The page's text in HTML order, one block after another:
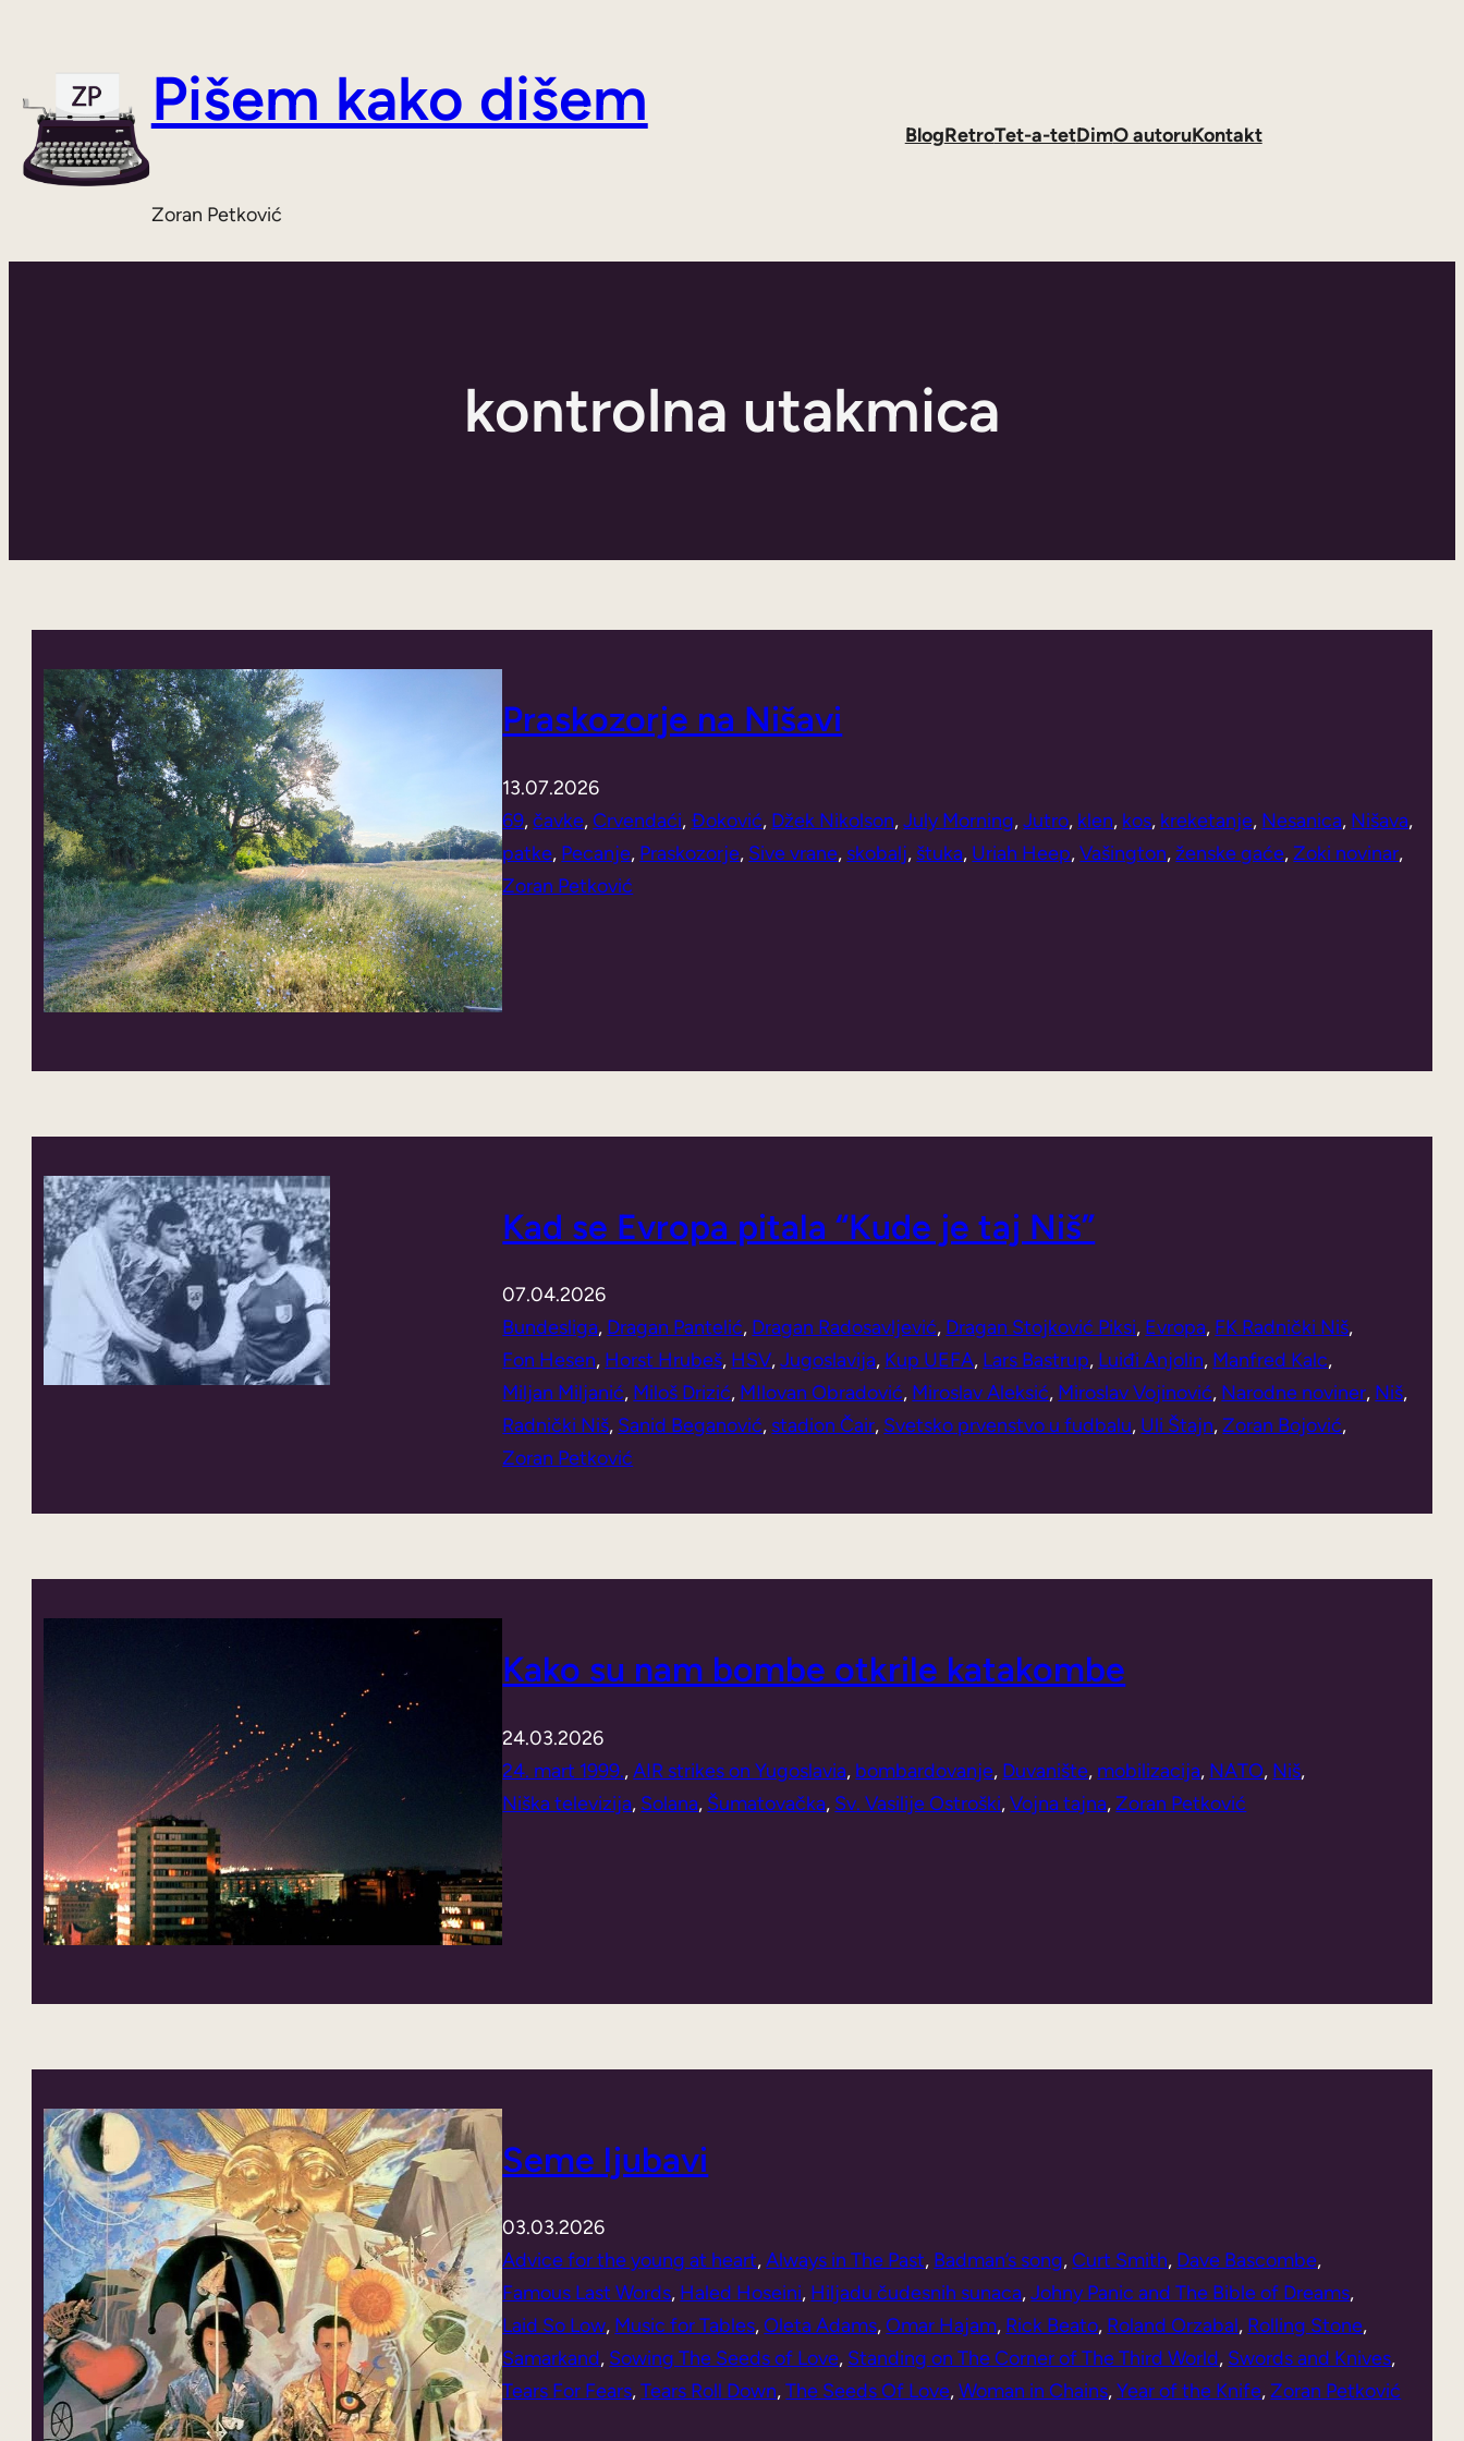
sadržaja
Pišem kako dišem
Zoran Petković
BlogRetroTet-a-tetDimO autoruKontakt
kontrolna utakmica
Praskozorje na Nišavi
13.07.2026
69, čavke, Crvendaći, Đoković, Džek Nikolson, July Morning, Jutro, klen, kos, kreketanje, Nesanica, Nišava,
patke, Pecanje, Praskozorje, Sive vrane, skobalj, štuka, Uriah Heep, Vašington, ženske gaće, Zoki novinar,
Zoran Petković
Kad se Evropa pitala “Kude je taj Niš”
07.04.2026
Bundesliga, Dragan Pantelić, Dragan Radosavljević, Dragan Stojković Piksi, Evropa, FK Radnički Niš,
Fon Hesen, Horst Hrubeš, HSV, Jugoslavija, Kup UEFA, Lars Bastrup, Luiđi Anjolin, Manfred Kalc,
Miljan Miljanić, Miloš Drizić, MIlovan Obradović, Miroslav Aleksić, Miroslav Vojinović, Narodne noviner, Niš,
Radnički Niš, Sanid Beganović, stadion Čair, Svetsko prvenstvo u fudbalu, Uli Štajn, Zoran Bojović,
Zoran Petković
Kako su nam bombe otkrile katakombe
24.03.2026
24. mart 1999., AIR strikes on Yugoslavia, bombardovanje, Duvanište, mobilizacija, NATO, Niš,
Niška televizija, Solana, Šumatovačka, Sv. Vasilije Ostroški, Vojna tajna, Zoran Petković
Seme ljubavi
03.03.2026
Advice for the young at heart, Always in The Past, Badman’s song, Curt Smith, Dave Bascombe,
Famous Last Words, Haled Hoseini, Hiljadu čudesnih sunaca, Johny Panic and The Bible of Dreams,
Laid So Low, Music for Tables, Oleta Adams, Omar Hajam, Rick Beato, Roland Orzabal, Rolling Stone,
Samarkand, Sowing The Seeds of Love, Standing on The Corner of The Third World, Swords and Knives,
Tears For Fears, Tears Roll Down, The Seeds Of Love, Woman in Chains, Year of the Knife, Zoran Petković